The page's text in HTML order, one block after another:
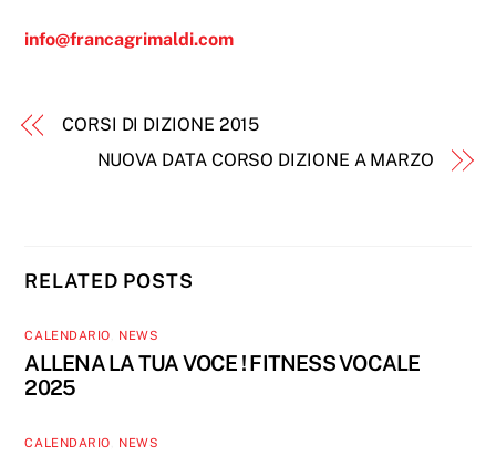
info@francagrimaldi.com
CORSI DI DIZIONE 2015
NUOVA DATA CORSO DIZIONE A MARZO
RELATED POSTS
CALENDARIO NEWS
ALLENA LA TUA VOCE ! FITNESS VOCALE
2025
CALENDARIO NEWS